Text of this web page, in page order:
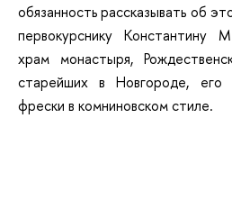
обязанность рассказывать об
первокурснику Константину
храм монастыря,
старейших в Новгороде, его
фрески в комниновском стиле.